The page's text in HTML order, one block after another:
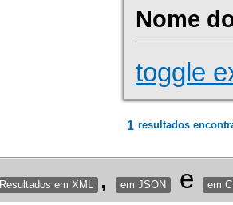
Nome
toggle
1 resultados
Resultados em XML , em JSON e em